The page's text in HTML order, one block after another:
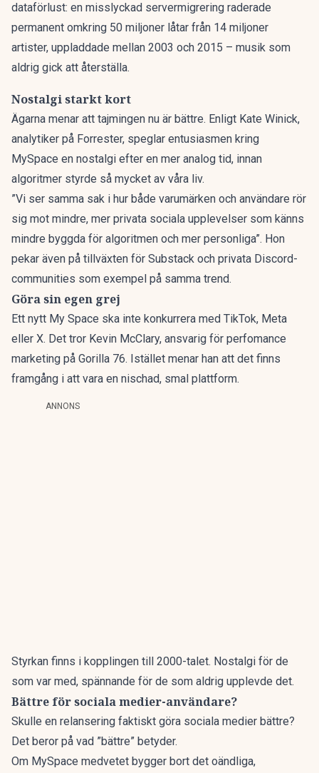
dataförlust: en misslyckad servermigrering raderade
permanent omkring 50 miljoner låtar från 14 miljoner
artister, uppladdade mellan 2003 och 2015 – musik som
aldrig gick att återställa.
Nostalgi starkt kort
Ägarna menar att tajmingen nu är bättre. Enligt Kate Winick,
analytiker på Forrester, speglar entusiasmen kring
MySpace en nostalgi efter en mer analog tid, innan
algoritmer styrde så mycket av våra liv.
”Vi ser samma sak i hur både varumärken och användare rör
sig mot mindre, mer privata sociala upplevelser som känns
mindre byggda för algoritmen och mer personliga”. Hon
pekar även på tillväxten för Substack och privata Discord-
communities som exempel på samma trend.
Göra sin egen grej
Ett nytt My Space ska inte konkurrera med TikTok, Meta
eller X. Det tror Kevin McClary, ansvarig för perfomance
marketing på Gorilla 76. Istället menar han att det finns
framgång i att vara en nischad, smal plattform.
ANNONS
Styrkan finns i kopplingen till 2000-talet. Nostalgi för de
som var med, spännande för de som aldrig upplevde det.
Bättre för sociala medier-användare?
Skulle en relansering faktiskt göra sociala medier bättre?
Det beror på vad ”bättre” betyder.
Om MySpace medvetet bygger bort det oändliga,